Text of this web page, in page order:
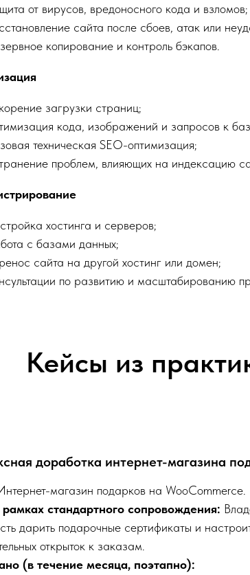
от вирусов, вредоносного кода и взломов;
сайта после сбоев, атак или
копирование и контроль бэкапов.
загрузки страниц;
кода, изображений и запросов к
техническая SEO-оптимизация;
проблем, влияющих на индексацию
хостинга и серверов;
с базами данных;
сайта на другой хостинг или домен;
по развитию и масштабированию
Кейсы из
доработка интернет-магазина
магазин подарков на WooCommerce.
стандартного сопровождения:
дарить подарочные сертификаты и
открыток к заказам.
(в течение месяца, поэтапно):